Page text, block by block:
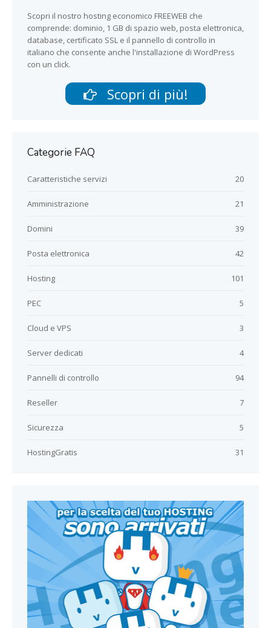
Scopri il nostro hosting economico FREEWEB che
comprende: dominio, 1 GB di spazio web, posta elettronica,
database, certificato SSL e il pannello di controllo in
italiano che consente anche l'installazione di WordPress
con un click.
Scopri di più!
Categorie FAQ
20
Caratteristiche servizi
21
Amministrazione
39
Domini
42
Posta elettronica
101
Hosting
5
PEC
3
Cloud e VPS
4
Server dedicati
94
Pannelli di controllo
7
Reseller
5
Sicurezza
31
HostingGratis